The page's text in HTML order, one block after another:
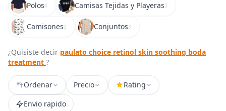
Polos4 Camisas Tejidas y Playeras3
Camisones3 Conjuntos3
¿Quisiste decir paulato choice retinol skin soothing boda
treatment ?
Ordenar Precio
Rating
Envio rapido